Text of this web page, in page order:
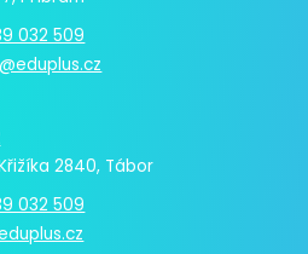
032 509
2840, Tábor
032 509